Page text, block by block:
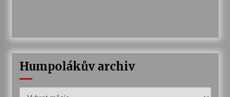
Humpolákův archiv